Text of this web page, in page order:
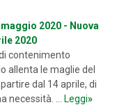
2020 - Nuova
2020
contenimento
allenta le maglie del
dal 14 aprile, di
necessità. ...
Leggi»